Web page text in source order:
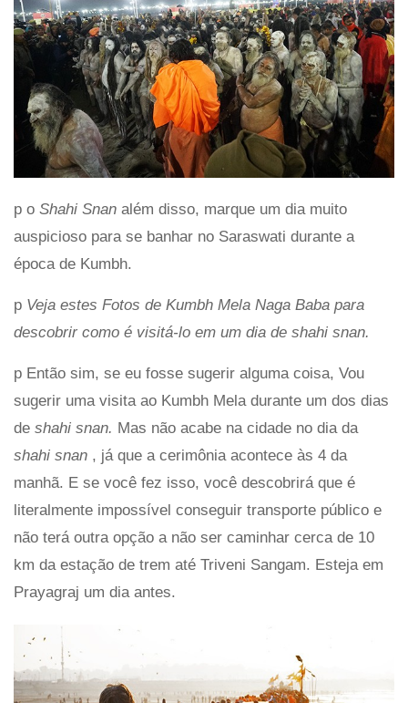
p o Shahi Snan além disso, marque um dia muito
auspicioso para se banhar no Saraswati durante a
época de Kumbh.
p Veja estes Fotos de Kumbh Mela Naga Baba para
descobrir como é visitá-lo em um dia de shahi snan.
p Então sim, se eu fosse sugerir alguma coisa, Vou
sugerir uma visita ao Kumbh Mela durante um dos dias
de shahi snan. Mas não acabe na cidade no dia da
shahi snan , já que a cerimônia acontece às 4 da
manhã. E se você fez isso, você descobrirá que é
literalmente impossível conseguir transporte público e
não terá outra opção a não ser caminhar cerca de 10
km da estação de trem até Triveni Sangam. Esteja em
Prayagraj um dia antes.